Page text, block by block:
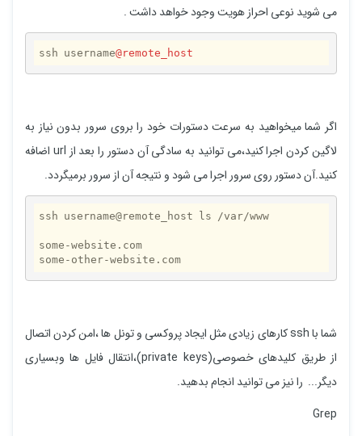
می شوید نوعی احراز هویت وجود خواهد داشت .
ssh username@remote_host
اگر شما میخواهید به سرعت دستورات خود را بروی سرور بدون نیاز به
لاگین کردن اجرا کنید،می توانید به سادگی آن دستور را بعد از url اضافه
کنید.آن دستور روی سرور اجرا می شود و نتیجه آن از سرور برمیگردد.
ssh username@remote_host ls /var/www
some-website.com
some-other-website.com
شما با ssh کارهای زیادی مثل ایجاد پروکسی و تونل ها ،امن کردن اتصال
از طریق کلیدهای خصوصی(private keys)،انتقال فایل ها وبسیاری
دیگر... را نیز می توانید انجام بدهید.
Grep